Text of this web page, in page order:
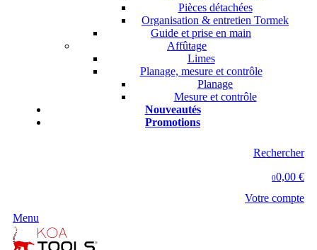
Pièces détachées
Organisation & entretien Tormek
Guide et prise en main
Affûtage
Limes
Planage, mesure et contrôle
Planage
Mesure et contrôle
Nouveautés
Promotions
Rechercher
00,00 €
Votre compte
Menu